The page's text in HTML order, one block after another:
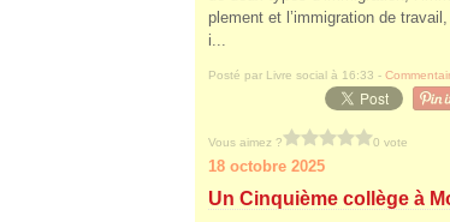
plement et l’immigration de
i...
Posté par Livre social à 16:33 -
Vous aimez ? 0 vote
18 octobre 2025
Un Cinquième collège à